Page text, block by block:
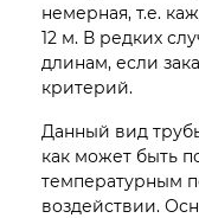
немерная, т.е.
12 м. В редких
длинам, если
критерий.
Данный вид
как может быть
температурным
воздействии.